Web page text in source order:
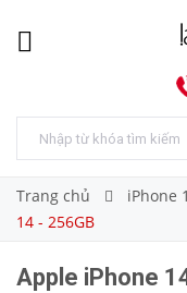
Trang chủ iPhone
14 - 256GB
Apple iPhone